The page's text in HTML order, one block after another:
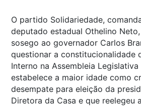
O partido Solidariedade,
deputado estadual Othelino
sosego ao governador Carlos
questionar a constitucionalidade
Interno na Assembleia
estabelece a maior idade como
desempate para eleição da
Diretora da Casa e que reelegeu